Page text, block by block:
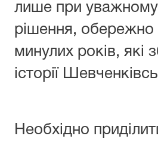
лише при уважному
рішення, обережно
минулих років, які
історії
Необхідно